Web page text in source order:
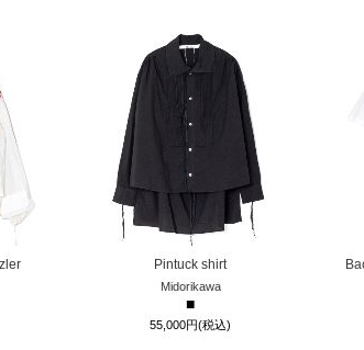
Pintuck shirt
Midorikawa
■
55,000円(税込)